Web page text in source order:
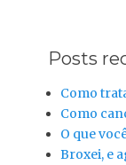
Posts
Como
Como
O que
Broxei, e